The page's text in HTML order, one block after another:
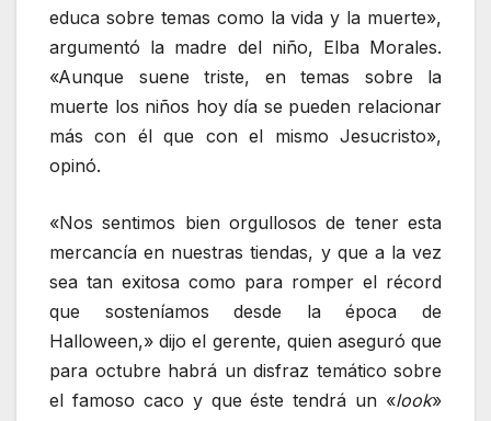
educa sobre temas como la vida y la muerte»,
argumentó la madre del niño, Elba Morales.
«Aunque suene triste, en temas sobre la
muerte los niños hoy día se pueden relacionar
más con él que con el mismo Jesucristo»,
opinó.
«Nos sentimos bien orgullosos de tener esta
mercancía en nuestras tiendas, y que a la vez
sea tan exitosa como para romper el récord
que sosteníamos desde la época de
Halloween,» dijo el gerente, quien aseguró que
para octubre habrá un disfraz temático sobre
el famoso caco y que éste tendrá un «look»